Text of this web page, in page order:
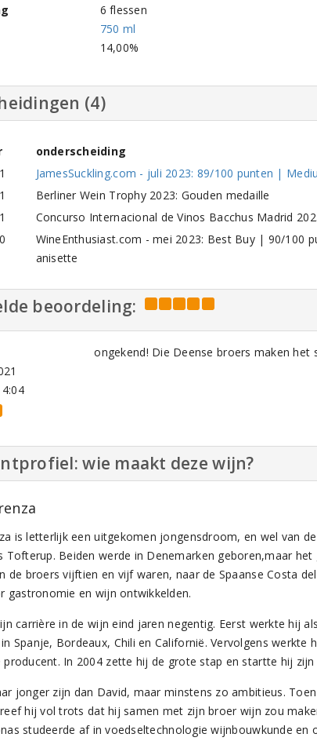
6 flessen
750 ml
14,00%
(4)
onderscheiding
JamesSuckling.com - juli 2023: 89/100 punten |
Berliner Wein Trophy 2023: Gouden medaille
Concurso Internacional de Vinos Bacchus Madrid
WineEnthusiast.com - mei 2023: Best Buy | 90/100
anisette
beoordeling:
ongekend! Die Deense broers maken het
wie maakt deze wijn?
is letterlijk een uitgekomen jongensdroom, en wel van
Tofterup. Beiden werde in Denemarken geboren,maar
de broers vijftien en vijf waren, naar de Spaanse Costa
gastronomie en wijn ontwikkelden.
carrière in de wijn eind jaren negentig. Eerst werkte hij
Spanje, Bordeaux, Chili en Californië. Vervolgens werkte
producent. In 2004 zette hij de grote stap en startte hij
jonger zijn dan David, maar minstens zo ambitieus.
hij vol trots dat hij samen met zijn broer wijn zou
studeerde af in voedseltechnologie wijnbouwkunde